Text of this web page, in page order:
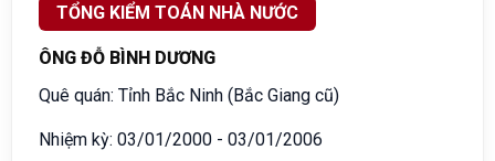
TỔNG KIỂM TOÁN NHÀ NƯỚC
ÔNG ĐỖ BÌNH DƯƠNG
Quê quán: Tỉnh Bắc Ninh (Bắc Giang cũ)
Nhiệm kỳ: 03/01/2000 - 03/01/2006